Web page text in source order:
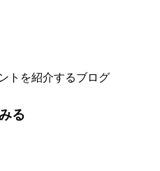
トを紹介するブログ
る